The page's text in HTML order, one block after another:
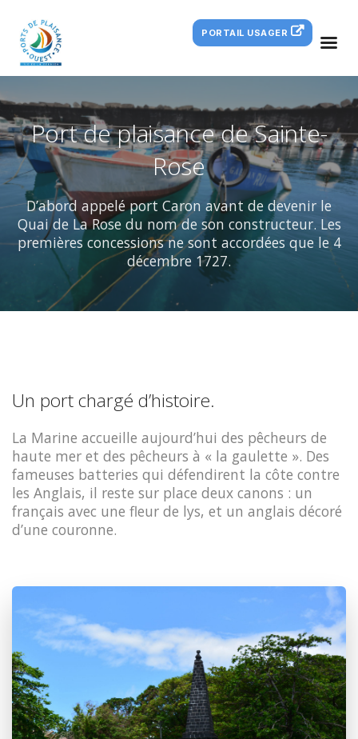
PORTAIL USAGER
Port de plaisance de Sainte-
Rose
D’abord appelé port Caron avant de devenir le
Quai de La Rose du nom de son constructeur. Les
premières concessions ne sont accordées que le 4
décembre 1727.
Un port chargé d’histoire.
La Marine accueille aujourd’hui des pêcheurs de
haute mer et des pêcheurs à « la gaulette ». Des
fameuses batteries qui défendirent la côte contre
les Anglais, il reste sur place deux canons : un
français avec une fleur de lys, et un anglais décoré
d’une couronne.